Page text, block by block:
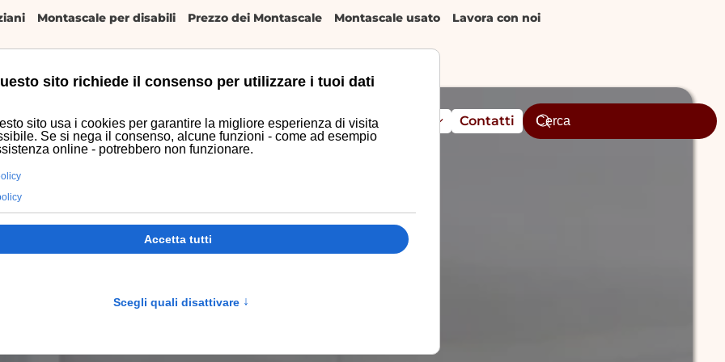
sito richiede il consenso per utilizzare i tuoi dati
sito usa i cookies per garantire la migliore esperienza di visita
Se si nega il consenso, alcune funzioni - come ad esempio
online - potrebbero non funzionare.
Accetta tutti
Scegli quali disattivare ↑
Montascale per disabili Prezzo dei Montascale Montascale usato
Lavora con noi
Usato Preventivo Assistenza Contatti